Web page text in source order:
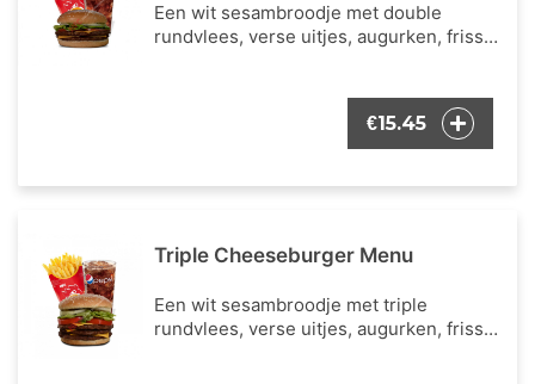
Een wit sesambroodje met double
rundvlees, verse uitjes, augurken, frisse
€15.45
Triple Cheeseburger Menu
Een wit sesambroodje met triple
rundvlees, verse uitjes, augurken, frisse